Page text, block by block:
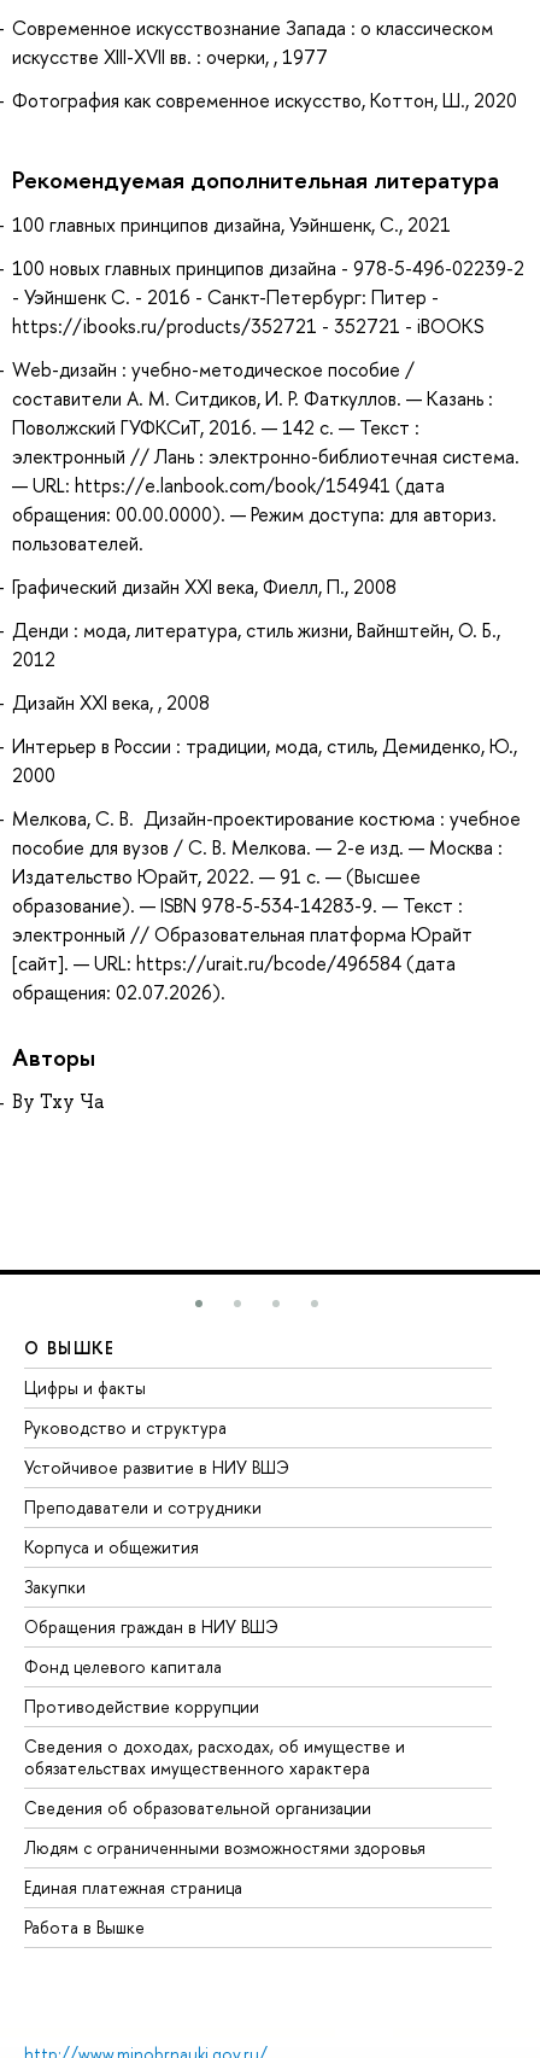
Современное искусствознание Запада : о классическом
искусстве XIII-XVII вв. : очерки, , 1977
Фотография как современное искусство, Коттон, Ш., 2020
Рекомендуемая дополнительная литература
100 главных принципов дизайна, Уэйншенк, С., 2021
100 новых главных принципов дизайна - 978-5-496-02239-2
- Уэйншенк С. - 2016 - Санкт-Петербург: Питер -
https://ibooks.ru/products/352721 - 352721 - iBOOKS
Web-дизайн : учебно-методическое пособие /
составители А. М. Ситдиков, И. Р. Фаткуллов. — Казань :
Поволжский ГУФКСиТ, 2016. — 142 с. — Текст :
электронный // Лань : электронно-библиотечная система.
— URL: https://e.lanbook.com/book/154941 (дата
обращения: 00.00.0000). — Режим доступа: для авториз.
пользователей.
Графический дизайн XXI века, Фиелл, П., 2008
Денди : мода, литература, стиль жизни, Вайнштейн, О. Б.,
2012
Дизайн XXI века, , 2008
Интерьер в России : традиции, мода, стиль, Демиденко, Ю.,
2000
Мелкова, С. В. Дизайн-проектирование костюма : учебное
пособие для вузов / С. В. Мелкова. — 2-е изд. — Москва :
Издательство Юрайт, 2022. — 91 с. — (Высшее
образование). — ISBN 978-5-534-14283-9. — Текст :
электронный // Образовательная платформа Юрайт
[сайт]. — URL: https://urait.ru/bcode/496584 (дата
обращения: 02.07.2026).
Авторы
Ву Тху Ча
О ВЫШКЕ
Цифры и факты
Руководство и структура
Устойчивое развитие в НИУ ВШЭ
Преподаватели и сотрудники
Корпуса и общежития
Закупки
Обращения граждан в НИУ ВШЭ
Фонд целевого капитала
Противодействие коррупции
Сведения о доходах, расходах, об имуществе и
обязательствах имущественного характера
Сведения об образовательной организации
Людям с ограниченными возможностями здоровья
Единая платежная страница
Работа в Вышке